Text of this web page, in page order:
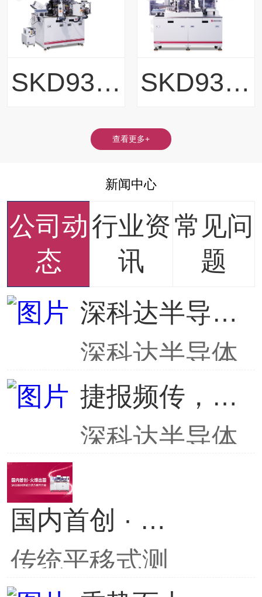
SKD936H/SK... SKD936T/SK...
查看更多+
新闻中心
公司动
态
行业资
讯
常见问
题
深科达半导体设备，测试分选电子元器件型号大全
深科达半导体
专注于半导体
元器件测试分
技术服务。作
为国产测试分
捷报频传，双奖加身 | 深科达半导体用硬核实力彰显行业地位
深科达半导体
分选机龙头企
业，凭借过硬
的品质和高效
国内首创 · 火爆出圈 | SKD308H测试分选方案再升级
传统平移式测